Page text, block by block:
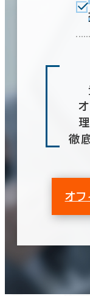
徹
オフ